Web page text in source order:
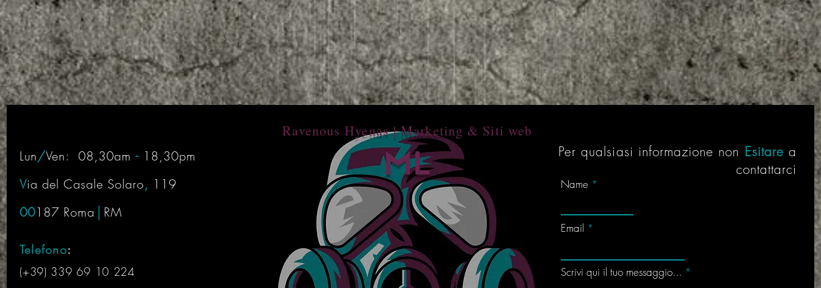
Lun/Ven: 08,30am- 18,30pm
Via del Casale Solaro, 119
00187 Roma RM
Telefono:
(+39) 339 69 10 224
Ravenous Hyenas | Marketing & Siti web
ML Per qualsiasi informazione non Esitare a
contattarci
Name
Email
Scrivi qui il tuo messaggio...